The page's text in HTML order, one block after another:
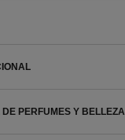
PERFUMES Y BELLEZA